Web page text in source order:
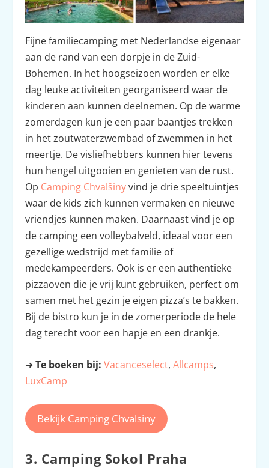
Fijne familiecamping met Nederlandse eigenaar
aan de rand van een dorpje in de Zuid-
Bohemen. In het hoogseizoen worden er elke
dag leuke activiteiten georganiseerd waar de
kinderen aan kunnen deelnemen. Op de warme
zomerdagen kun je een paar baantjes trekken
in het zoutwaterzwembad of zwemmen in het
meertje. De visliefhebbers kunnen hier tevens
hun hengel uitgooien en genieten van de rust.
Op Camping Chvalšinyvind je drie speeltuintjes
waar de kids zich kunnen vermaken en nieuwe
vriendjes kunnen maken. Daarnaast vind je op
de camping een volleybalveld, ideaal voor een
gezellige wedstrijd met familie of
medekampeerders. Ook is er een authentieke
pizzaoven die je vrij kunt gebruiken, perfect om
samen met het gezin je eigen pizza’s te bakken.
Bij de bistro kun je in de zomerperiode de hele
dag terecht voor een hapje en een drankje.
➜ Te boeken bij: Vacanceselect,Allcamps,
LuxCamp
Bekijk Camping Chvalsiny
3. Camping Sokol Praha